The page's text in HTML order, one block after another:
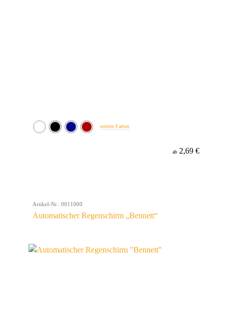
weitere Farben
ab 2,69 €
Artikel-Nr.: 0011000
Automatischer Regenschirm „Bennett“